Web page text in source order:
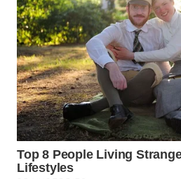
WN
MALUT
WN
DAIRI
WN
DANAU
TOBA